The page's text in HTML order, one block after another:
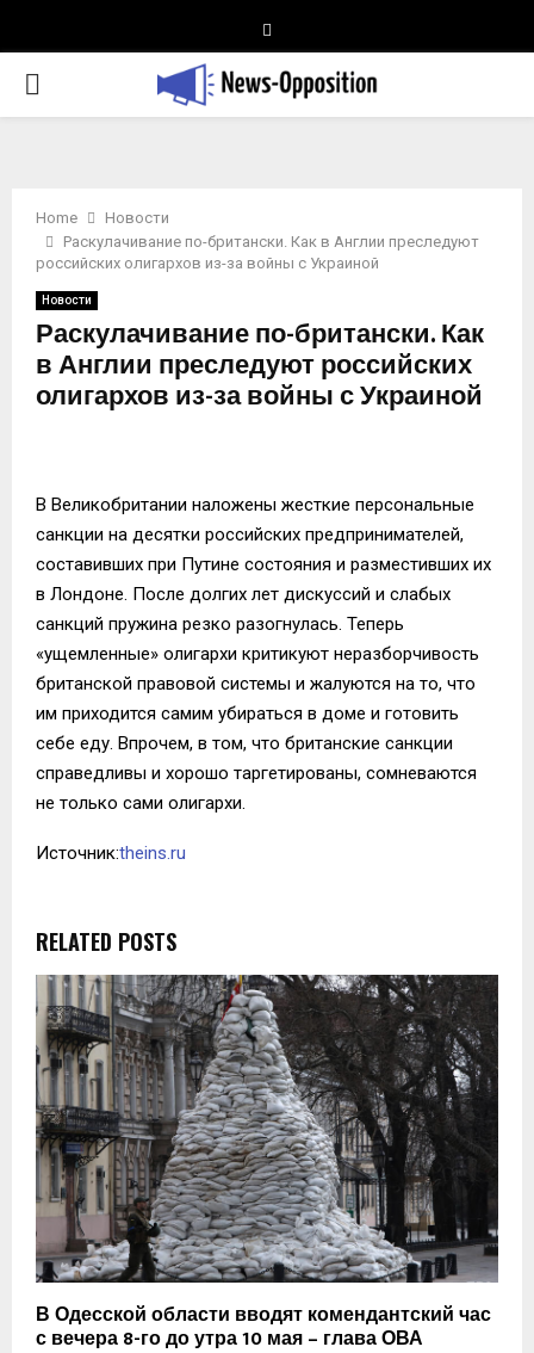
PRIMARY
Home
Новости
Раскулачивание по-британски. Как в Англии преследуют
российских олигархов из-за войны с Украиной
Новости
Раскулачивание по-британски. Как
в Англии преследуют российских
олигархов из-за войны с Украиной
В Великобритании наложены жесткие персональные
санкции на десятки российских предпринимателей,
составивших при Путине состояния и разместивших их
в Лондоне. После долгих лет дискуссий и слабых
санкций пружина резко разогнулась. Теперь
«ущемленные» олигархи критикуют неразборчивость
британской правовой системы и жалуются на то, что
им приходится самим убираться в доме и готовить
себе еду. Впрочем, в том, что британские санкции
справедливы и хорошо таргетированы, сомневаются
не только сами олигархи.
Источник:theins.ru
RELATED POSTS
В Одесской области вводят комендантский час
с вечера 8-го до утра 10 мая – глава ОВА